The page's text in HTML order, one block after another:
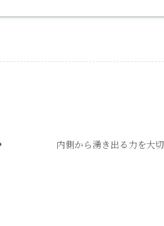
内側から湧き出る力を大